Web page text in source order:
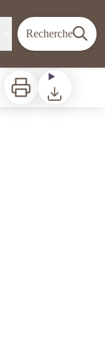
Recherche
Imprimer Télécharger